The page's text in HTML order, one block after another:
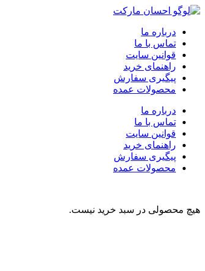
درباره ما
تماس با ما
قوانین سایت
راهنمای خرید
پیگیری سفارش
محصولات عمده
درباره ما
تماس با ما
قوانین سایت
راهنمای خرید
پیگیری سفارش
محصولات عمده
هیچ محصولی در سبد خرید نیست.